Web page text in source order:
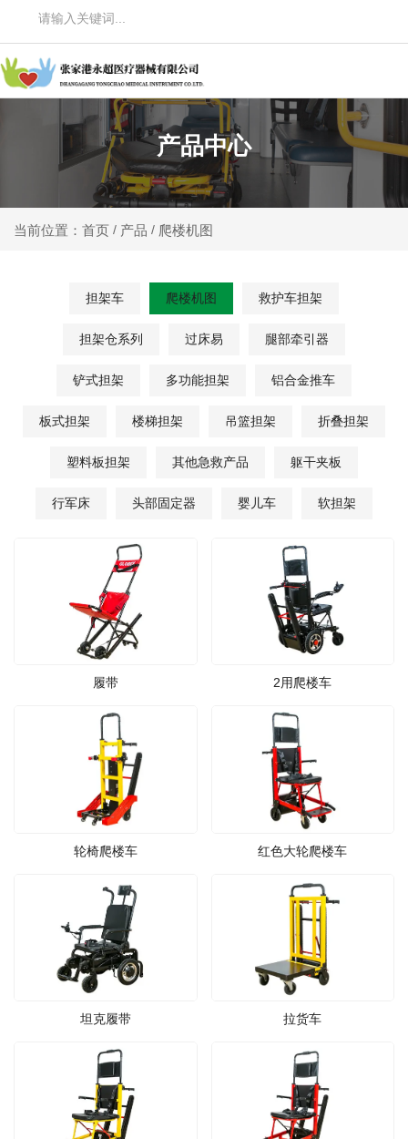
产品中心
当前位置：首页 / 产品 / 爬楼机图
担架车 爬楼机图 救护车担架
担架仓系列 过床易 腿部牵引器
铲式担架 多功能担架 铝合金推车
板式担架 楼梯担架 吊篮担架 折叠担架
塑料板担架 其他急救产品 躯干夹板
行军床 头部固定器 婴儿车 软担架
履带 2用爬楼车
轮椅爬楼车 红色大轮爬楼车
坦克履带 拉货车